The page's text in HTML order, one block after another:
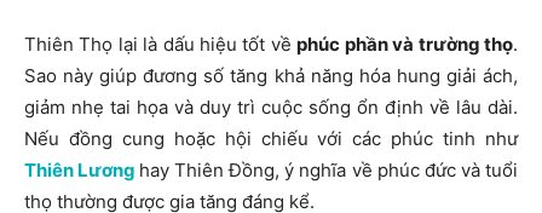
Thiên Thọ lại là dấu hiệu tốt về phúc phần và trường thọ.
Sao này giúp đương số tăng khả năng hóa hung giải ách,
giảm nhẹ tai họa và duy trì cuộc sống ổn định về lâu dài.
Nếu đồng cung hoặc hội chiếu với các phúc tinh như
Thiên Lương hay Thiên Đồng, ý nghĩa về phúc đức và tuổi
thọ thường được gia tăng đáng kể.